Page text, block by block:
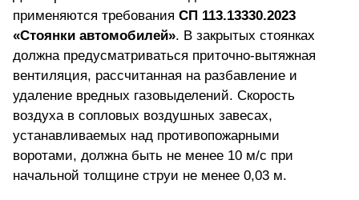
применяются требования СП 113.13330.2023
«Стоянки автомобилей». В закрытых стоянках
должна предусматриваться приточно-вытяжная
вентиляция, рассчитанная на разбавление и
удаление вредных газовыделений. Скорость
воздуха в сопловых воздушных завесах,
устанавливаемых над противопожарными
воротами, должна быть не менее 10 м/с при
начальной толщине струи не менее 0,03 м.